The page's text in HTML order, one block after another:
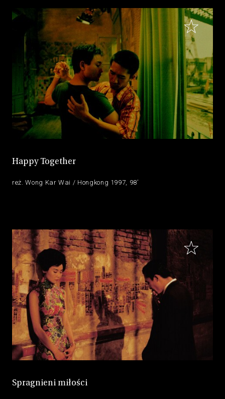
Happy Together
reż. Wong Kar Wai / Hongkong 1997, 98’
Spragnieni miłości